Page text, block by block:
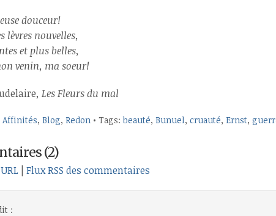
douceur!
lèvres nouvelles,
et plus belles,
venin, ma soeur!
, Les Fleurs du mal
Affinités, Blog, Redon • Tags:beauté, Bunuel, cruauté, Ernst,
(2)
Flux RSS des commentaires
: